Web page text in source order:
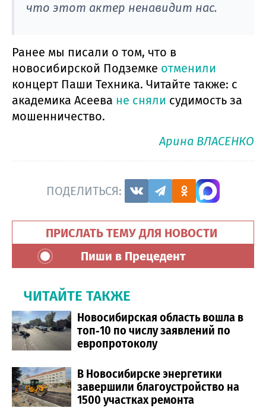
что этот актер ненавидит нас.
Ранее мы писали о том, что в
новосибирской Подземке отменили
концерт Паши Техника. Читайте также: с
академика Асеева не сняли судимость за
мошенничество.
Арина ВЛАСЕНКО
ПОДЕЛИТЬСЯ:
ПРИСЛАТЬ ТЕМУ ДЛЯ НОВОСТИ
Пиши в Прецедент
ЧИТАЙТЕ ТАКЖЕ
Новосибирская область вошла в
топ‑10 по числу заявлений по
европротоколу
В Новосибирске энергетики
завершили благоустройство на
1500 участках ремонта